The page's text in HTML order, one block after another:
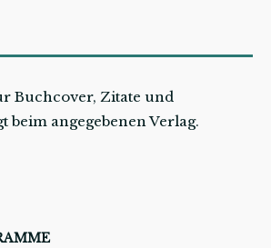
Buchcover, Zitate und
beim angegebenen Verlag.